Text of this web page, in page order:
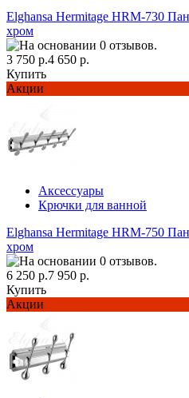
Elghansa Hermitage HRM-730
хром
3 750 р.4 650 р.
Купить
Акции
Аксессуары
Крючки для ванной
Elghansa Hermitage HRM-750
хром
6 250 р.7 950 р.
Купить
Акции